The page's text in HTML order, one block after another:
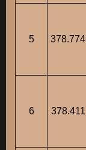
5 378.774
6 378.411